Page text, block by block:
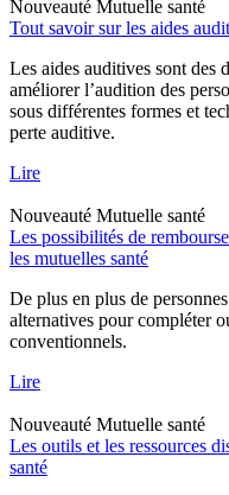
Nouveauté Mutuelle santé
Tout savoir sur les aides
Les aides auditives sont des
améliorer l’audition des
sous différentes formes et
perte auditive.
Lire
Nouveauté Mutuelle santé
Les possibilités de
les mutuelles santé
De plus en plus de
alternatives pour compléter
conventionnels.
Lire
Nouveauté Mutuelle santé
Les outils et les ressources
santé